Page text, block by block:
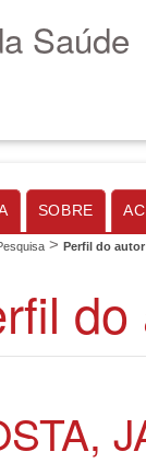
Saúde
SOBRE
> Perfil do autor